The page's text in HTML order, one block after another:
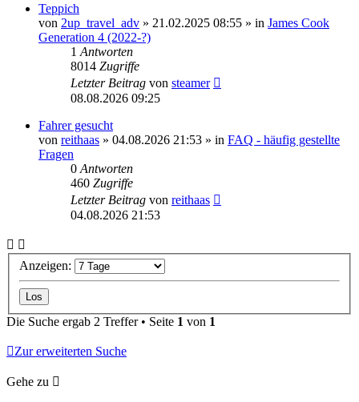
Teppich
von 2up_travel_adv » 21.02.2025 08:55 » in James Cook
Generation 4 (2022-?)
1 Antworten
8014 Zugriffe
Letzter Beitrag von steamer
08.08.2026 09:25
Fahrer gesucht
von reithaas » 04.08.2026 21:53 » in FAQ - häufig gestellte
Fragen
0 Antworten
460 Zugriffe
Letzter Beitrag von reithaas
04.08.2026 21:53
Anzeigen:
Die Suche ergab 2 Treffer • Seite 1 von 1
Zur erweiterten Suche
Gehe zu